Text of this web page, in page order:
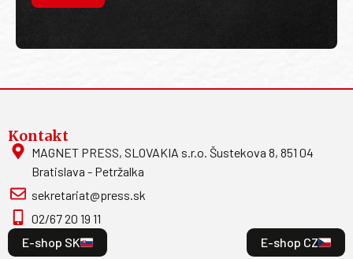
Kontakt
MAGNET PRESS, SLOVAKIA s.r.o. Šustekova 8, 851 04
Bratislava - Petržalka
sekretariat@press.sk
02/67 20 19 11
E-shop SK
E-shop CZ